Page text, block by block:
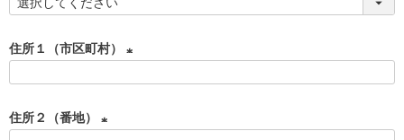
)(
須
住所１（市区町村）
(
須
住所２（番地）